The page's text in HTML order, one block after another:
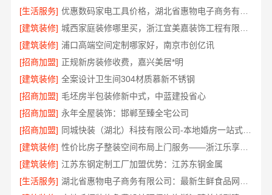
[生活服务]
[建筑装修]
[建筑装修] 浦口高端空间定制哪家好，南京市创亿讯
[招商加盟] 正规新房装修收费，嘉兴美居*明
[建筑装修] 全案设计卫生间304材质慕新不锈钢
[招商加盟] 毛坯房半包装修新中式，中蓝建投省心
[招商加盟] 永年全屋装饰：邯郸至臻全宅公司
[招商加盟]
同城快装（湖北）科技有限公司-本地婚房一站式装修一口价
[建筑装修]
性价比房子整装空间布局上门服务——浙江乐享新材料有限公司
[建筑装修] 江苏东钢定制工厂加盟优势：江苏东钢金属
[生活服务]